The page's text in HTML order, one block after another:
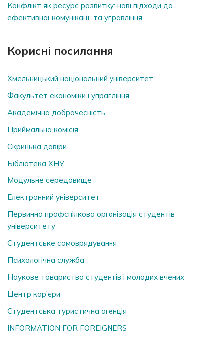
Конфлікт як ресурс розвитку: нові підходи до
ефективної комунікації та управління
Корисні посилання
Хмельницький національний університет
Факультет економіки і управління
Академічна доброчесність
Приймальна комісія
Скринька довiри
Бібліотека ХНУ
Модульне середовище
Електронний університет
Первинна профспілкова організація студентів
університету
Студентське самоврядування
Психологічна служба
Наукове товариство студентів і молодих вчених
Центр кар’єри
Студентська туристична агенція
INFORMATION FOR FOREIGNERS